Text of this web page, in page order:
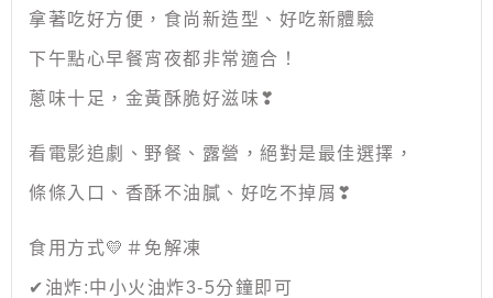
拿著吃好方便，食尚新造型、好吃新體驗
下午點心早餐宵夜都非常適合！
蔥味十足，金黃酥脆好滋味❣
看電影追劇、野餐、露營，絕對是最佳選擇，
條條入口、香酥不油膩、好吃不掉屑❣
食用方式💛＃免解凍
✔油炸:中小火油炸3-5分鐘即可